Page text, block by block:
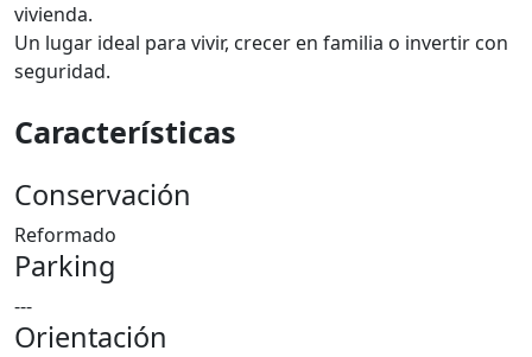
vivienda.
Un lugar ideal para vivir, crecer en familia o invertir con
seguridad.
Características
Conservación
Reformado
Parking
---
Orientación